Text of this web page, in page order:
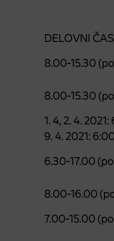
DELOVNI ČAS
8.00-15.30
8.00-15.30
1. 4, 2. 4.
9. 4. 2021:
6.30-17.00
8.00-16.00
7.00-15.00